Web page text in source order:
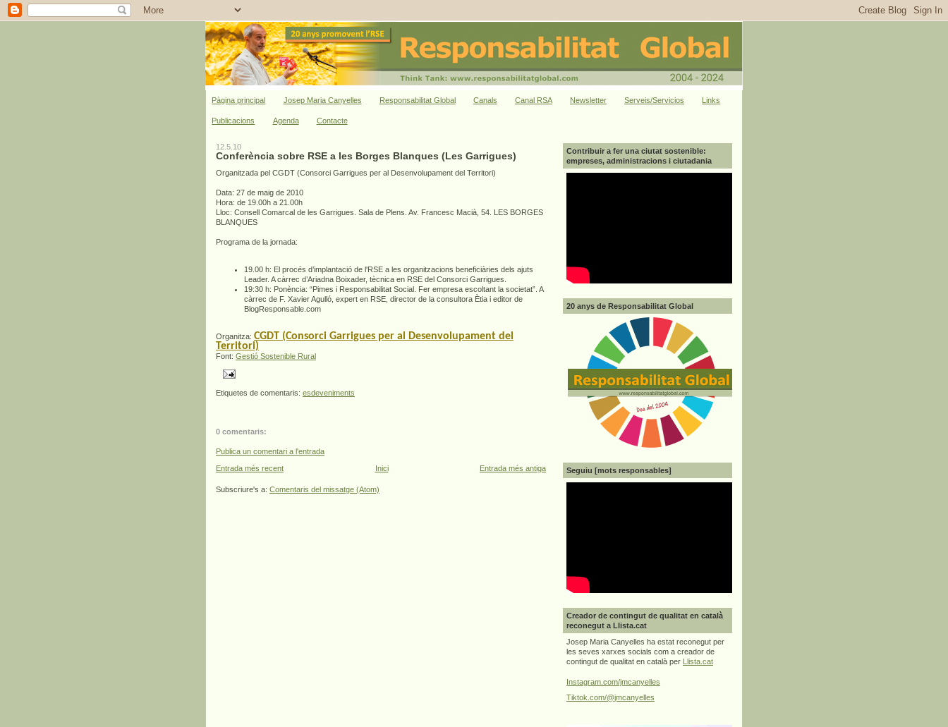
Pàgina principal Josep Maria Canyelles Responsabilitat Global Canals Canal RSA Newsletter Serveis/Servicios Links
Publicacions Agenda Contacte
12.5.10
Conferència sobre RSE a les Borges Blanques (Les Garrigues)
Organitzada pel CGDT (Consorci Garrigues per al Desenvolupament del Territori)
Data: 27 de maig de 2010
Hora: de 19.00h a 21.00h
Lloc: Consell Comarcal de les Garrigues. Sala de Plens. Av. Francesc Macià, 54. LES BORGES
BLANQUES
Programa de la jornada:
19.00 h: El procés d’implantació de l'RSE a les organitzacions beneficiàries dels ajuts
Leader. A càrrec d’Ariadna Boixader, tècnica en RSE del Consorci Garrigues.
19:30 h: Ponència: “Pimes i Responsabilitat Social. Fer empresa escoltant la societat”. A
càrrec de F. Xavier Agulló, expert en RSE, director de la consultora Ètia i editor de
BlogResponsable.com
Organitza: CGDT (Consorci Garrigues per al Desenvolupament del
Territori)
Font: Gestió Sostenible Rural
Etiquetes de comentaris: esdeveniments
0 comentaris:
Publica un comentari a l'entrada
Entrada més recent
Entrada més antiga
Inici
Subscriure's a: Comentaris del missatge (Atom)
Contribuir a fer una ciutat sostenible:
empreses, administracions i ciutadania
20 anys de Responsabilitat Global
Seguiu [mots responsables]
Creador de contingut de qualitat en català
reconegut a Llista.cat
Josep Maria Canyelles ha estat reconegut per
les seves xarxes socials com a creador de
contingut de qualitat en català per
Llista.cat
Instagram.com/jmcanyelles
Tiktok.com/@jmcanyelles